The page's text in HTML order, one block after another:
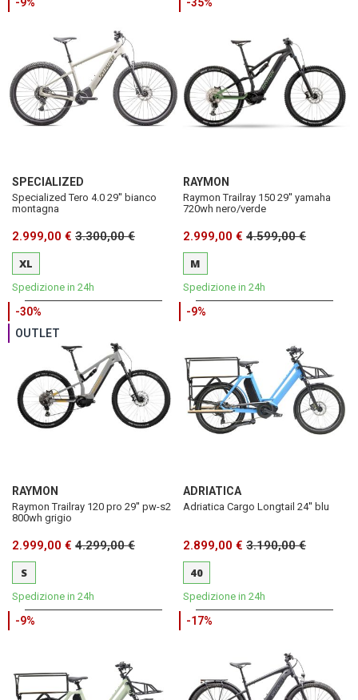
SPECIALIZED
Specialized Tero 4.0 29'' bianco
montagna
2.999,00 € 3.300,00 €
XL
Spedizione in 24h
RAYMON
Raymon Trailray 150 29'' yamaha
720wh nero/verde
2.999,00 € 4.599,00 €
M
Spedizione in 24h
-30%
OUTLET
RAYMON
Raymon Trailray 120 pro 29'' pw-s2
800wh grigio
2.999,00 € 4.299,00 €
S
Spedizione in 24h
-9%
ADRIATICA
Adriatica Cargo Longtail 24'' blu
2.899,00 € 3.190,00 €
40
Spedizione in 24h
-9% -17%